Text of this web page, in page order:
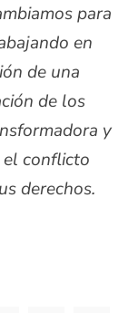
para
en
de una
de los
y
el conflicto
derechos.